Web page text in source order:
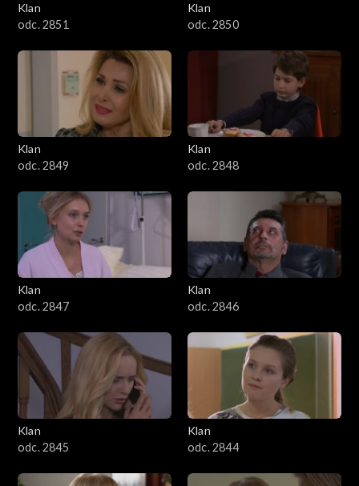
Klan
odc. 2851
Klan
odc. 2850
Klan
odc. 2849
Klan
odc. 2848
Klan
odc. 2847
Klan
odc. 2846
Klan
odc. 2845
Klan
odc. 2844